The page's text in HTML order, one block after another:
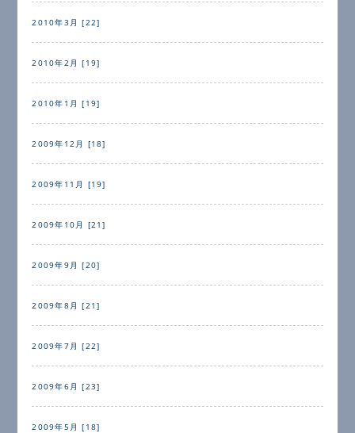
2010年3月 [22]
2010年2月 [19]
2010年1月 [19]
2009年12月 [18]
2009年11月 [19]
2009年10月 [21]
2009年9月 [20]
2009年8月 [21]
2009年7月 [22]
2009年6月 [23]
2009年5月 [18]